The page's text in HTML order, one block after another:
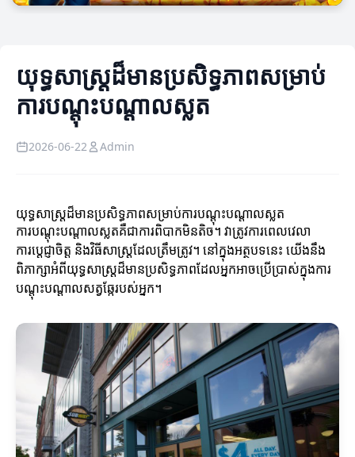
យុទ្ធសាស្ត្រដ៏មានប្រសិទ្ធភាពសម្រាប់
ការបណ្តុះបណ្តាលស្លត
2026-06-22 Admin
យុទ្ធសាស្ត្រដ៏មានប្រសិទ្ធភាពសម្រាប់ការបណ្តុះបណ្តាលស្លត
ការបណ្តុះបណ្តាលស្លតគឺជាការពិបាកមិនតិច។ វាត្រូវការពេលវេលា
ការប្តេជ្ញាចិត្ត និងវិធីសាស្ត្រដែលត្រឹមត្រូវ។ នៅក្នុងអត្ថបទនេះ យើងនឹង
ពិភាក្សាអំពីយុទ្ធសាស្ត្រដ៏មានប្រសិទ្ធភាពដែលអ្នកអាចប្រើប្រាស់ក្នុងការ​
បណ្តុះបណ្តាលសត្វឆ្កែរបស់អ្នក។